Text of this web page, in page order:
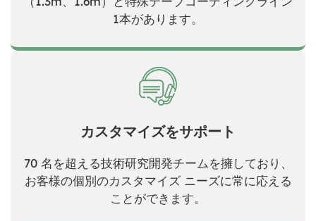
1本があります。
カスタマイズをサポート
70 名を超える技術研究開発チームを擁しており、
お客様の個別のカスタマイズ ニーズに常に応える
ことができます。